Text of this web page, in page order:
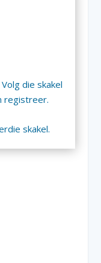
die skakel
registreer.
skakel.